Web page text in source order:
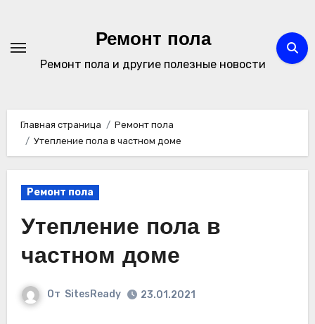
содержимому
Ремонт пола
Ремонт пола и другие полезные новости
Главная страница
Ремонт пола
Утепление пола в частном доме
Ремонт пола
Утепление пола в
частном доме
От SitesReady 23.01.2021